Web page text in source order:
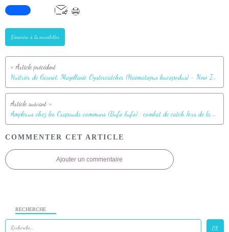
S'inscrire à la newsletter
Huîtrier de Garnot, Magellanic Oystercatcher (Haematopus leucopodus) - New Island - Falkland (Malvinas, Malouines) - Grande-Bretagne
Amplexus chez les Crapauds communs (Bufo bufo) : combat de catch lors de la saison des amours - Lartigau - Milhas - 31
COMMENTER CET ARTICLE
Ajouter un commentaire
RECHERCHE